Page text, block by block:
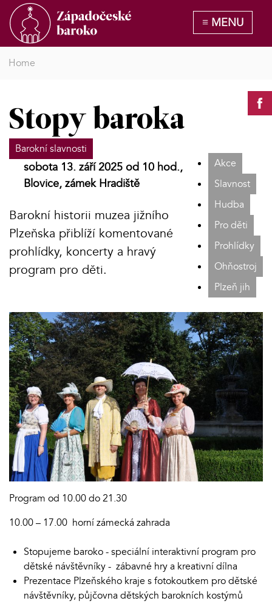
Home
Stopy baroka
Barokní slavnosti
Akce
Slavnost
Hudba
Pro děti
Prohlídky
Ohňostroj
Plzeň jih
sobota 13. září 2025 od 10 hod.,
Blovice, zámek Hradiště
Barokní historii muzea jižního
Plzeňska přiblíží komentované
prohlídky, koncerty a hravý
program pro děti.
Program od 10.00 do 21.30
10.00 – 17.00 horní zámecká zahrada
Stopujeme baroko - speciální interaktivní program pro
dětské návštěvníky - zábavné hry a kreativní dílna
Prezentace Plzeňského kraje s fotokoutkem pro dětské
návštěvníky, půjčovna dětských barokních kostýmů